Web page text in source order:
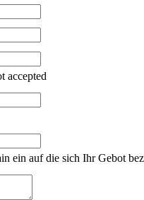
accepted
ein auf die sich Ihr Gebot